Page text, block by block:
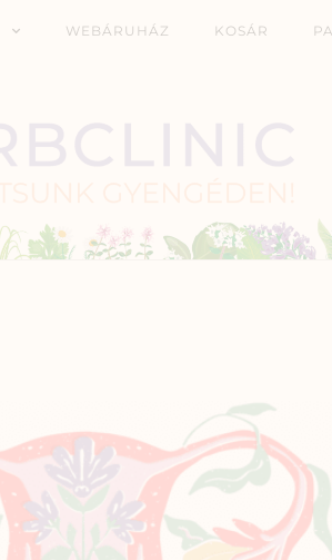
WEBÁRUHÁZ KOSÁR